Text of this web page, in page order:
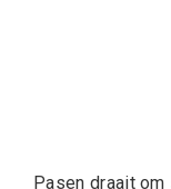
Pasen draait om